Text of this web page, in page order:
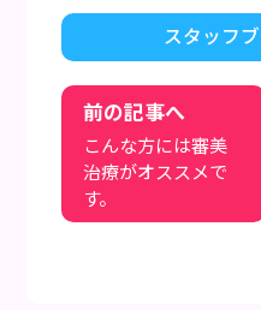
スタッフ
前の記事へ
こんな方には審美
治療がオススメで
す。